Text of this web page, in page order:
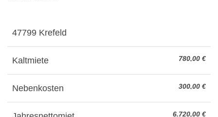
47799 Krefeld
Kaltmiete 780,00 €
Nebenkosten 300,00 €
6.720,00 €